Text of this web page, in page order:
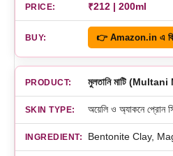
₹212 | 200ml
👉 Amazon.in এ
মুলতানি মাটি
অয়েলি ও অ্যাকনে প্রোন
Bentonite Clay,